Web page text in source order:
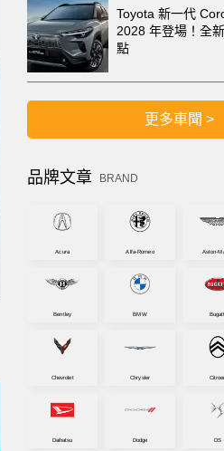
Toyota 新一代
2028 年登場！全
點
更多車聞 >
品牌文章 BRAND
Acura Alfa-Romeo Aston-
Bentley BMW
Chevrolet Chrysler
Daihatsu Dodge DS